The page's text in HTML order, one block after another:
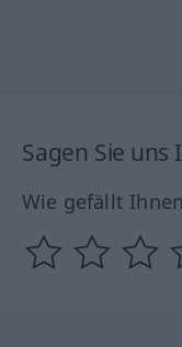
Sagen Sie
Wie gefällt